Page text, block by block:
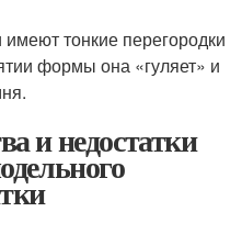
тонкие перегородки
формы она «гуляет» и
и недостатки